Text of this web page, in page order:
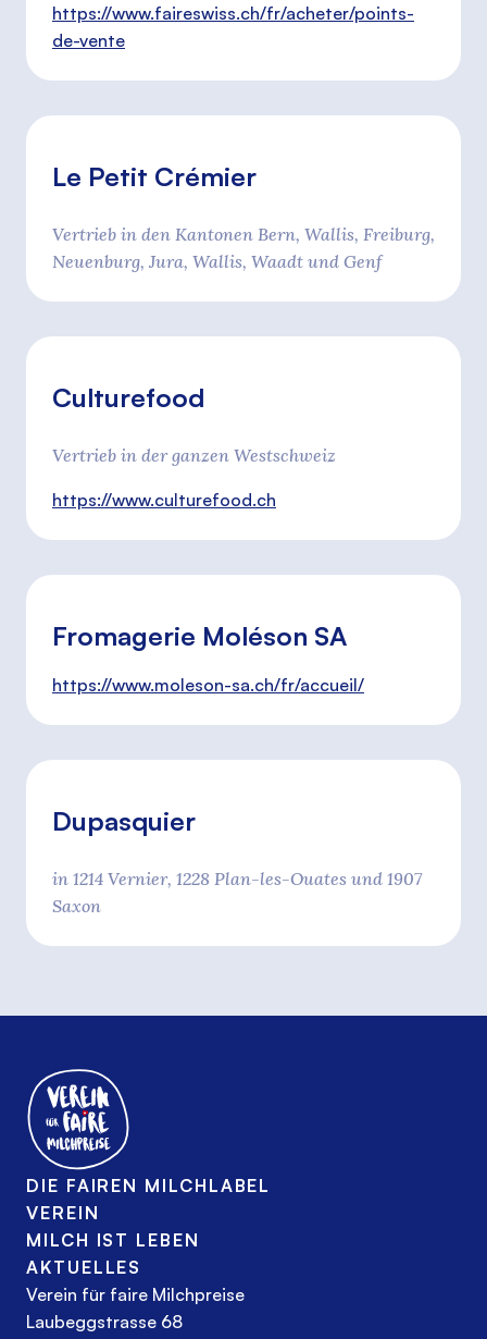
https://www.faireswiss.ch/fr/acheter/points-
de-vente
Le Petit Crémier
Vertrieb in den Kantonen Bern, Wallis, Freiburg,
Neuenburg, Jura, Wallis, Waadt und Genf
Culturefood
Vertrieb in der ganzen Westschweiz
https://www.culturefood.ch
Fromagerie Moléson SA
https://www.moleson-sa.ch/fr/accueil/
Dupasquier
in 1214 Vernier, 1228 Plan-les-Ouates und 1907
Saxon
DIE FAIREN MILCHLABEL
VEREIN
MILCH IST LEBEN
AKTUELLES
Verein für faire Milchpreise
Laubeggstrasse 68